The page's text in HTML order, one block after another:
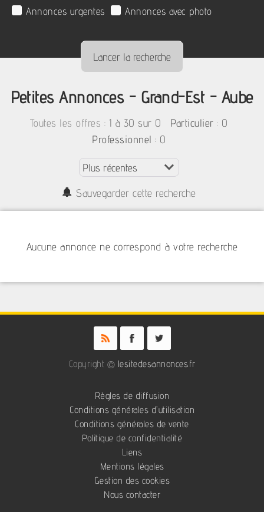
Annonces urgentes
Annonces avec photo
Petites Annonces - Grand-Est - Aube
Toutes les offres : 1 à 30 sur 0 Particulier : 0
Professionnel : 0
Sauvegarder cette recherche
Aucune annonce ne correspond à votre recherche
Copyright © lesitedesannonces.fr
Règles de diffusion
Conditions générales d'utilisation
Conditions générales de vente
Politique de confidentialité
Liens
Mentions légales
Gestion des cookies
Nous contacter